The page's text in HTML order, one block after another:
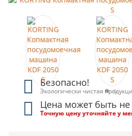
Безопасно!
Экологически чистая
Цена может быть не
Точную цену уточняйте у